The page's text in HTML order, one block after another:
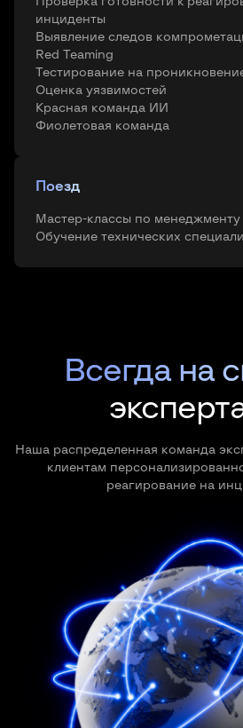
инциденты
Выявление следов
Red Teaming
Тестирование на
Оценка уязвимостей
Красная команда ИИ
Фиолетовая команда
Поезд
Мастер-классы по менеджменту
Обучение технических
Всегда на
Наша распределенная команда
клиентам
реагирование на